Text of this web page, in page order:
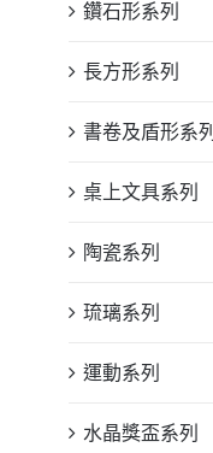
鑽石形系列
長方形系列
書卷及盾形系列
桌上文具系列
陶瓷系列
琉璃系列
運動系列
水晶獎盃系列